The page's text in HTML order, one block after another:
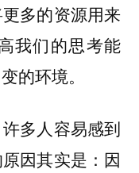
多的资源用来
我们的思考能
的环境。
多人容易感到
因其实是：因